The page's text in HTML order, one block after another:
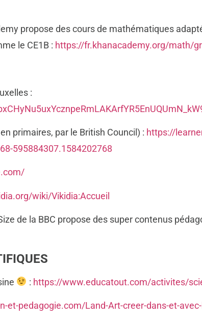
propose des cours de mathématiques
le CE1B : https://fr.khanacademy.org/math/
:
primaires, par le British Council) : https://
595884307.1584202768
wiki/Vikidia:Accueil
de la BBC propose des super contenus
: https://www.educatout.com/activites/
et-pedagogie.com/Land-Art-creer-dans-et-